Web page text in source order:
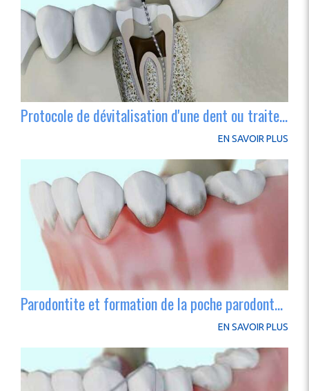
Protocole de dévitalisation d'une dent ou traitement endodontique
EN SAVOIR PLUS
Parodontite et formation de la poche parodontale
EN SAVOIR PLUS